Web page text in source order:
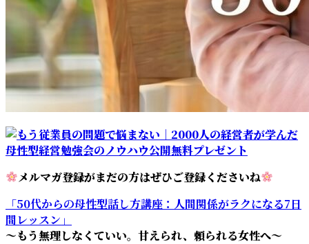
メルマガ登録がまだの方はぜひご登録くださいね
「50代からの母性型話し方講座：人間関係がラクになる7日
間レッスン」
～もう無理しなくていい。甘えられ、頼られる女性へ～